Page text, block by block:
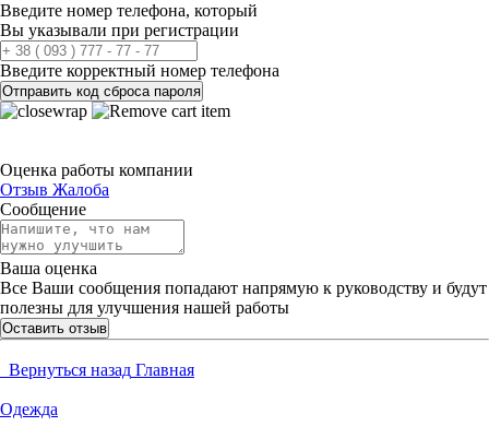
Введите номер телефона, который
Вы указывали при регистрации
Введите корректный номер телефона
Отправить код сброса пароля
Оценка работы компании
Отзыв Жалоба
Сообщение
Ваша оценка
Все Ваши сообщения попадают напрямую к руководству и будут
полезны для улучшения нашей работы
Оставить отзыв
Вернуться назад Главная
Одежда